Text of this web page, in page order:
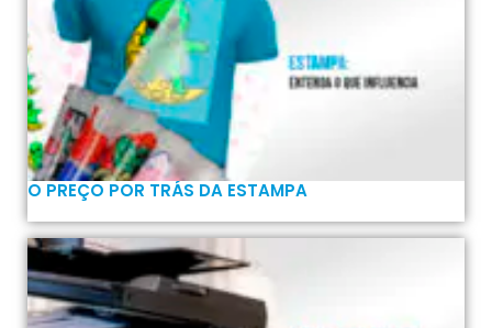
O PREÇO POR TRÁS DA ESTAMPA